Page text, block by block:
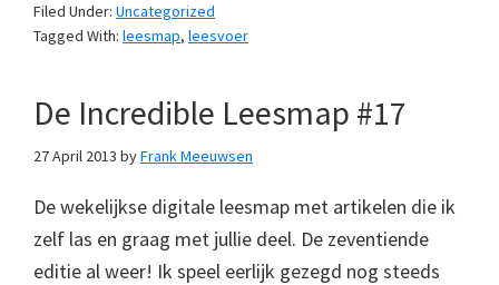
Filed Under: Uncategorized
Tagged With: leesmap, leesvoer
De Incredible Leesmap #17
27 April 2013 byFrank Meeuwsen
De wekelijkse digitale leesmap met artikelen die ik
zelf las en graag met jullie deel. De zeventiende
editie al weer! Ik speel eerlijk gezegd nog steeds